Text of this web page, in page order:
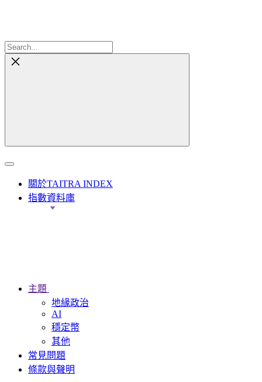
關於TAITRA INDEX
指數資料庫
主題
地緣政治
AI
穩定幣
其他
常見問題
條款與聲明